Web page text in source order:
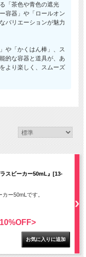
「茶色や青色の遮光
容器」や「ロールオン
バリエーションが魅力
や「かくはん棒」、ス
的な容器と道具が、あ
より楽しく、スムーズ
スビーカー50mL』[13-
ー50mLです。